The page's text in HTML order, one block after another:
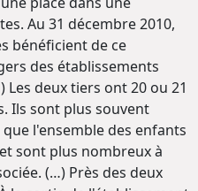
Au 31 décembre 2010,
bénéficient de ce
des établissements
deux tiers ont 20 ou 21
Ils sont plus souvent
l'ensemble des enfants
sont plus nombreux à
(…) Près des deux